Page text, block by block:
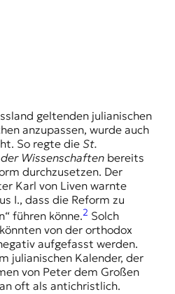
anzupassen, wurde auch
So regte die St.
Wissenschaftenbereits
durchzusetzen. Der
Karl von Liven warnte
I., dass die Reform zu
führen könne.2 Solch
von der orthodox
aufgefasst werden.
julianischen Kalender, der
von Peter dem Großen
oft als antichristlich.